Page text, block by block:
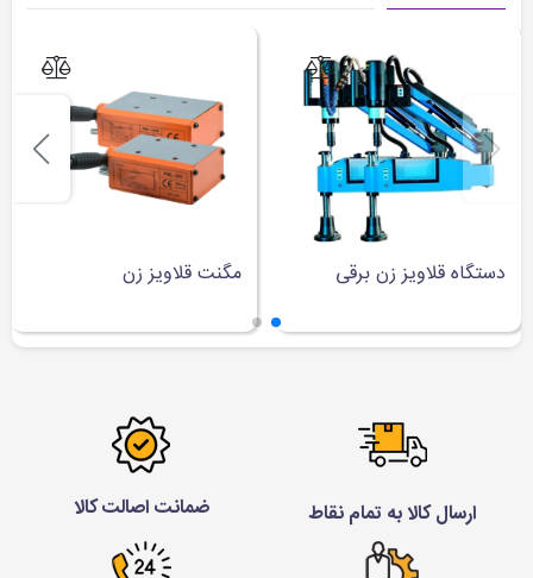
دستگاه قلاویز زن برقی مگنت قلاویز زن
ارسال کالا به تمام نقاط ضمانت اصالت کالا